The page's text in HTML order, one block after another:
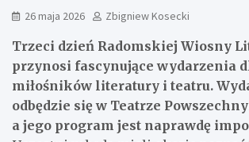
26 maja 2026 Zbigniew Kosecki
Trzeci dzień Radomskiej Wiosny
przynosi fascynujące wydarzenia
miłośników literatury i teatru.
odbędzie się w Teatrze
a jego program jest naprawdę